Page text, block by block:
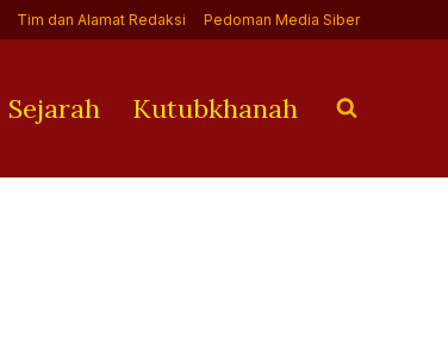
Tim dan Alamat Redaksi Pedoman Media Siber
Sejarah Kutubkhanah